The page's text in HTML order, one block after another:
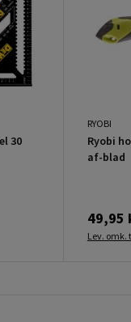
30
RYOBI
Ryobi
af-blad
49,95
Lev. omk.